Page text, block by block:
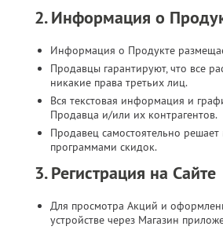
2. Информация о
Информация о Продукте
Продавцы гарантируют, что все
никакие права третьих лиц.
Вся текстовая информация и
Продавца и/или их контрагентов.
Продавец самостоятельно
программами скидок.
3. Регистрация на Сайте
Для просмотра Акций и
устройстве через Магазин